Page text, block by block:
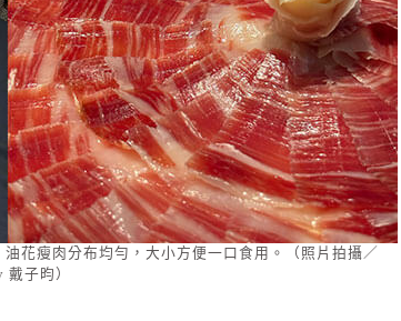
花瘦肉分布均勻，大小方便一口食用。（照片拍攝／
子昀）